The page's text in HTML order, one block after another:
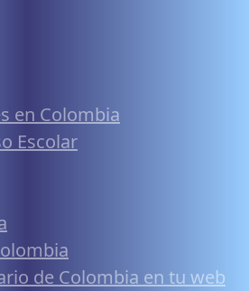
en Colombia
Escolar
de Colombia en tu web